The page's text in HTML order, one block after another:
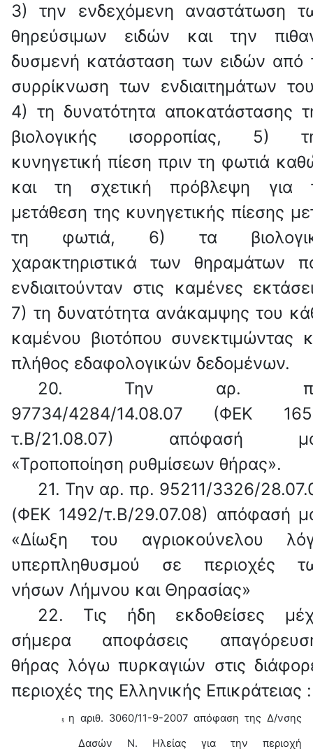
3) την ενδεχόμενη αναστάτωση
θηρεύσιμων ειδών και την
δυσμενή κατάσταση των ειδών από
συρρίκνωση των ενδιαιτημάτων
4) τη δυνατότητα αποκατάστασης
βιολογικής ισορροπίας, 5)
κυνηγετική πίεση πριν τη φωτιά
και τη σχετική πρόβλεψη για
μετάθεση της κυνηγετικής πίεσης
τη φωτιά, 6) τα
χαρακτηριστικά των θηραμάτων
ενδιαιτούνταν στις καμένες
7) τη δυνατότητα ανάκαμψης του
καμένου βιοτόπου συνεκτιμώντας
πλήθος εδαφολογικών δεδομένων.
20. Την αρ.
97734/4284/14.08.07 (ΦΕΚ
τ.Β/21.08.07) απόφασή
«Τροποποίηση ρυθμίσεων θήρας».
21. Την αρ. πρ. 95211/3326/
(ΦΕΚ 1492/τ.Β/29.07.08) απόφασή
«Δίωξη του αγριοκούνελου
υπερπληθυσμού σε περιοχές
νήσων Λήμνου και Θηρασίας»
22. Τις ήδη εκδοθείσες
σήμερα αποφάσεις
θήρας λόγω πυρκαγιών στις
περιοχές της Ελληνικής Επικράτειας :
§
η αριθ. 3060/11-9-2007 απόφαση της Δ/νσης
Δασών Ν. Ηλείας για την περιοχή